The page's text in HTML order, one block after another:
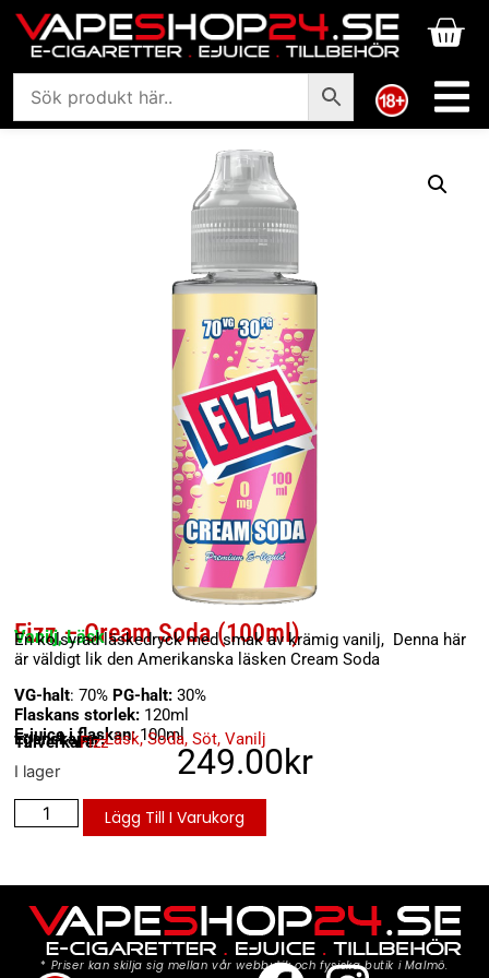
Fizz – Cream Soda (100ml)
Vanilj, Läsk
En kolsyrad läskedryck med smak av krämig vanilj, Denna här
är väldigt lik den Amerikanska läsken Cream Soda
VG-halt: 70% PG-halt: 30%
Flaskans storlek: 120ml
E-juice i flaskan:100ml
Egenskaper:Läsk,Soda,Söt,Vanilj
Tillverkare:
Fizz 249.00kr
I lager
Lägg Till I Varukorg
* Priser kan skilja sig mellan vår webbutik och fysiska butik i Malmö.